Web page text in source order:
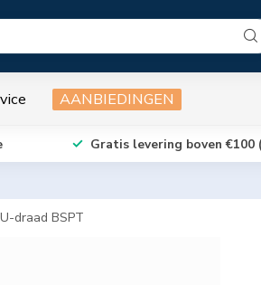
AANBIEDINGEN
Gratis levering boven €100
draad BSPT